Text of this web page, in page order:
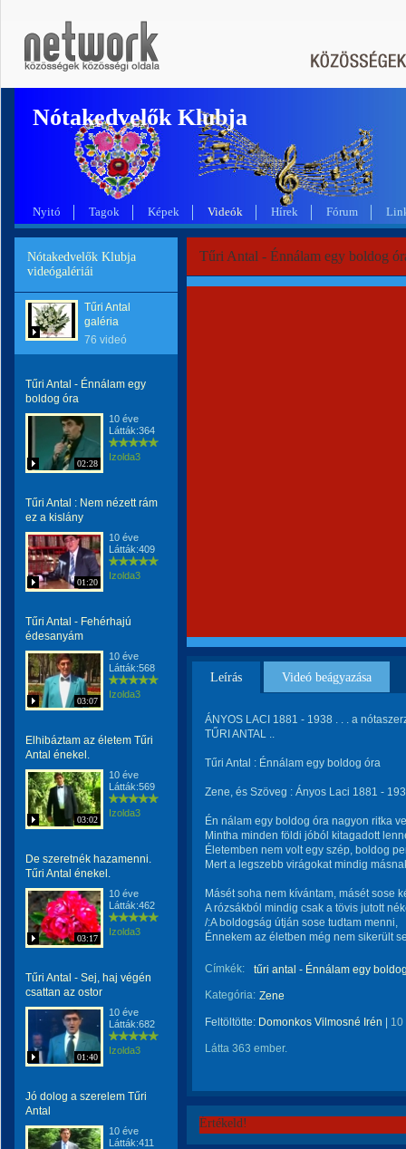
Nótakedvelők Klubja
Nyitó Tagok Képek Videók Hírek Fórum
Nótakedvelők Klubja
videógalériái
Tűri Antal
galéria
76 videó
Tűri Antal - Énnálam egy
boldog óra
02:28
10 éve
Látták:364
Izolda3
Tűri Antal : Nem nézett rám
ez a kislány
01:20
10 éve
Látták:409
Izolda3
Tűri Antal - Fehérhajú
édesanyám
03:07
10 éve
Látták:568
Izolda3
Elhibáztam az életem Tűri
Antal énekel.
03:02
10 éve
Látták:569
Izolda3
De szeretnék hazamenni.
Tűri Antal énekel.
03:17
10 éve
Látták:462
Izolda3
Tűri Antal - Sej, haj végén
csattan az ostor
01:40
10 éve
Látták:682
Izolda3
Jó dolog a szerelem Tűri
Antal
10 éve
Látták:411
Tűri Antal - Énnálam egy boldog
Leírás Videó beágyazása
ÁNYOS LACI 1881 - 1938 . . . a
TŰRI ANTAL ..
Tűri Antal : Énnálam egy boldog óra
Zene, és Szöveg : Ányos Laci 1881 -
Én nálam egy boldog óra nagyon ritka
Mintha minden földi jóból kitagadott
Életemben nem volt egy szép, boldog
Mert a legszebb virágokat mindig
Másét soha nem kívántam, másét sose
A rózsákból mindig csak a tövis jutott
/:A boldogság útján sose tudtam menni,
Énnekem az életben még nem sikerült
Címkék:
tűri antal - Énnálam egy
Kategória: Zene
Feltöltötte: Domonkos Vilmosné Irén 10
Látta 363 ember.
Értékeld!